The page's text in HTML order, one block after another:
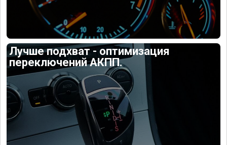
Лучше подхват - оптимизация
переключений АКПП.